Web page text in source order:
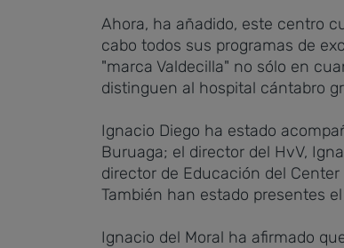
Ahora, ha añadido, este centro
cabo todos sus programas de
"marca Valdecilla" no sólo en
distinguen al hospital cántabro
Ignacio Diego ha estado
Buruaga; el director del HvV,
director de Educación del
También han estado presentes
Ignacio del Moral ha afirmado